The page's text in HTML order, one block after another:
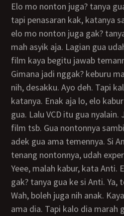
Elo mo nonton juga? tanya gua. Mmmmm. jijik sih
tapi penasaran kak, katanya
elo mo nonton juga gak?
mah asyik aja. Lagian gua
film kaya begitu jawab
Gimana jadi nggak? keburu mama ama papa pulang
nih, desakku. Ayo deh. Tapi
katanya. Enak aja lo, elo
gua. Lalu VCD itu gua
film tsb. Gua nontonnya
adek gua ama temennya. Si
tenang nontonnya, udah
Yeee, malah kabur, kata Anti. Elo masih mo nonton
gak? tanya gua ke si Anti. Ya,
Wah, boleh juga nih anak.
ama dia. Tapi kalo dia marah